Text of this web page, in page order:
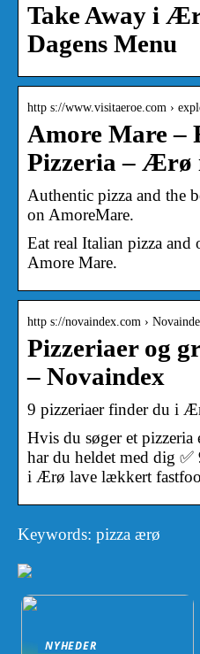
Take Away i
Dagens Menu
http s://www.visitaeroe.com ›
Amore Mare –
Pizzeria – Ærø
Authentic pizza and the
on AmoreMare.
Eat real Italian pizza and
Amore Mare.
http s://novaindex.com ›
Pizzeriaer og
– Novaindex
9 pizzeriaer finder du i
Hvis du søger et
har du heldet med dig
i Ærø lave lækkert
Keywords: pizza ærø
NYHEDER